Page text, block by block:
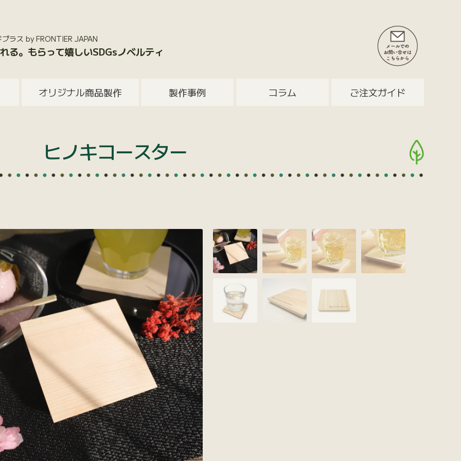
ラス by FRONTIER JAPAN
る。もらって嬉しいSDGsノベルティ
オリジナル商品製作 製作事例 コラム ご注文ガイド
ヒノキコースター